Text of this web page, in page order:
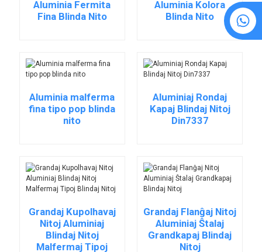
8615594860638
Aluminia Fermita
Fina Blinda Nito
Aluminia Kolora
Blinda Nito
Aluminia malferma
fina tipo pop blinda
nito
Aluminiaj Rondaj
Kapaj Blindaj Nitoj
Din7337
Grandaj Kupolhavaj
Nitoj Aluminiaj
Blindaj Nitoj
Malfermaj Tipoj
Grandaj Flanĝaj Nitoj
Aluminiaj Ŝtalaj
Grandkapaj Blindaj
Nitoj